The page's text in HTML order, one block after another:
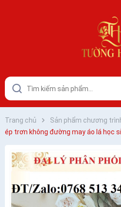
Trang chủ Sản phẩm chương
ép trơn không đường may áo lá học